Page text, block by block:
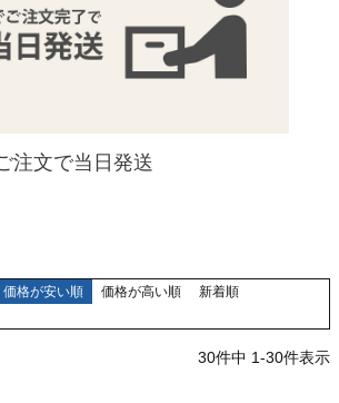
注文で当日発送
価格が安い順 価格が高い順
新着順
30件中 1-30件表示